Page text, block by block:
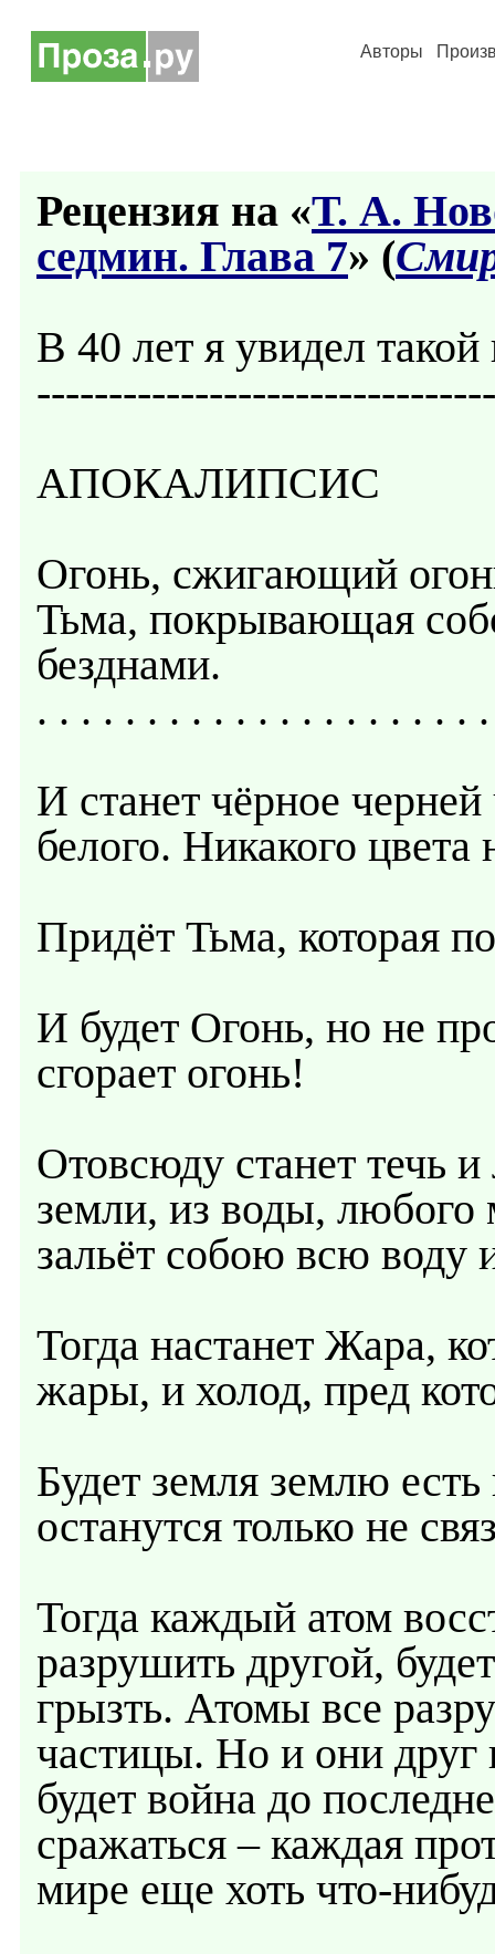
Авторы
Рецензия на «Т. А.
седмин. Глава 7» (
В 40 лет я увидел
АПОКАЛИПСИС
Огонь, сжигающий
Тьма, покрывающая
безднами.
. . . . . . . . . . . . . . . . . . . .
И станет чёрное
белого. Никакого цвета
Придёт Тьма, которая
И будет Огонь, но не
сгорает огонь!
Отовсюду станет течь
земли, из воды,
зальёт собою всю воду
Тогда настанет Жара,
жары, и холод, пред
Будет земля землю
останутся только не
Тогда каждый атом
разрушить другой,
грызть. Атомы все
частицы. Но и они друг
будет война до
сражаться – каждая
мире еще хоть что-